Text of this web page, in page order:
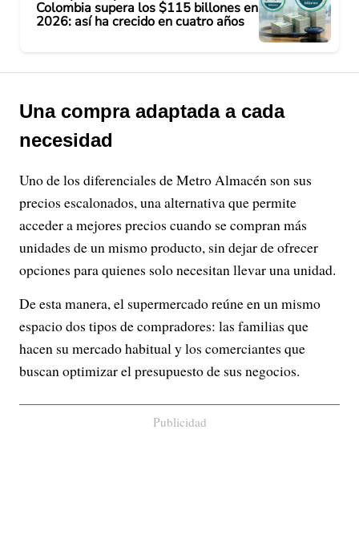
Colombia supera los $115 billones en
2026: así ha crecido en cuatro años
Una compra adaptada a cada
necesidad
Uno de los diferenciales de Metro Almacén son sus
precios escalonados, una alternativa que permite
acceder a mejores precios cuando se compran más
unidades de un mismo producto, sin dejar de ofrecer
opciones para quienes solo necesitan llevar una unidad.
De esta manera, el supermercado reúne en un mismo
espacio dos tipos de compradores: las familias que
hacen su mercado habitual y los comerciantes que
buscan optimizar el presupuesto de sus negocios.
Publicidad